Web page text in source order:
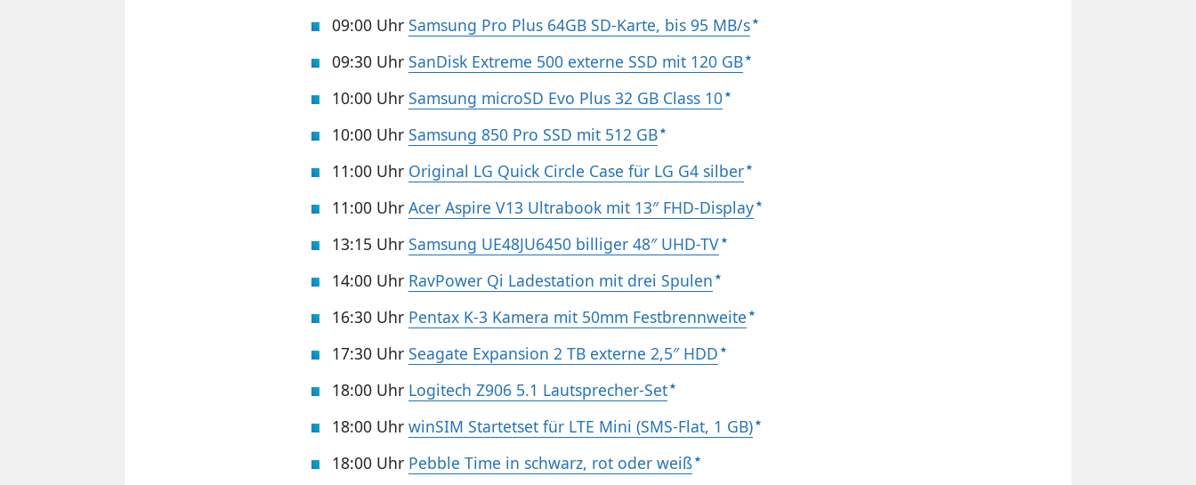
09:00 Uhr Samsung Pro Plus 64GB SD-Karte, bis 95 MB/s
09:30 Uhr SanDisk Extreme 500 externe SSD mit 120 GB
10:00 Uhr Samsung microSD Evo Plus 32 GB Class 10
10:00 Uhr Samsung 850 Pro SSD mit 512 GB
11:00 Uhr Original LG Quick Circle Case für LG G4 silber
11:00 Uhr Acer Aspire V13 Ultrabook mit 13″ FHD-Display
13:15 Uhr Samsung UE48JU6450 billiger 48″ UHD-TV
14:00 Uhr RavPower Qi Ladestation mit drei Spulen
16:30 Uhr Pentax K-3 Kamera mit 50mm Festbrennweite
17:30 Uhr Seagate Expansion 2 TB externe 2,5″ HDD
18:00 Uhr Logitech Z906 5.1 Lautsprecher-Set
18:00 Uhr winSIM Startetset für LTE Mini (SMS-Flat, 1 GB)
18:00 Uhr Pebble Time in schwarz, rot oder weiß